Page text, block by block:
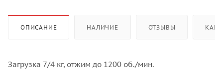
ОПИСАНИЕ НАЛИЧИЕ ОТЗЫВЫ КАК
Загрузка 7/4 кг, отжим до 1200 об./мин.